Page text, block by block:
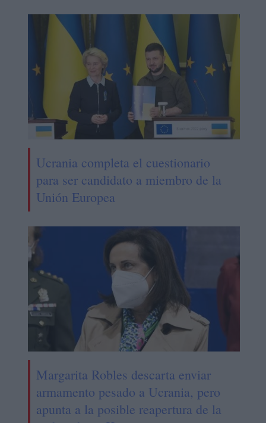
Ucrania completa el cuestionario
para ser candidato a miembro de la
Unión Europea
Margarita Robles descarta enviar
armamento pesado a Ucrania, pero
apunta a la posible reapertura de la